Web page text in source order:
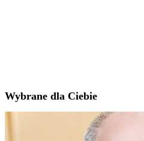
Wybrane dla Ciebie